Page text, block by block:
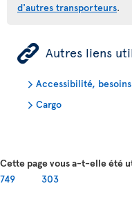
d'autres transporteurs.
ÿ Autres liens
Accessibilité,
Cargo
Cette page vous a-t-elle été
749
303